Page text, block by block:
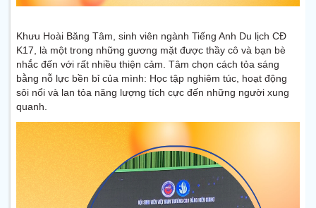
Khưu Hoài Băng Tâm, sinh viên ngành Tiếng Anh Du lịch CĐ
K17, là một trong những gương mặt được thầy cô và bạn bè
nhắc đến với rất nhiều thiện cảm. Tâm chọn cách tỏa sáng
bằng nỗ lực bền bỉ của mình: Học tập nghiêm túc, hoạt động
sôi nổi và lan tỏa năng lượng tích cực đến những người xung
quanh.